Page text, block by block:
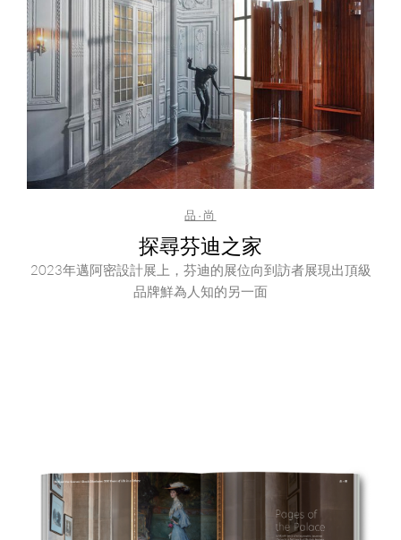
品·尚
探尋芬迪之家
2023年邁阿密設計展上，芬迪的展位向到訪者展現出頂級
品牌鮮為人知的另一面